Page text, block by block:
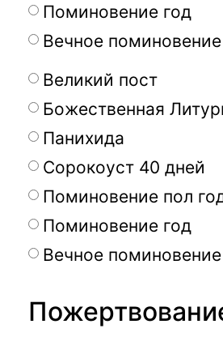
Поминовение год
Вечное поминовение
Великий пост
Божественная
Панихида
Сорокоуст 40 дней
Поминовение пол
Поминовение год
Вечное поминовение